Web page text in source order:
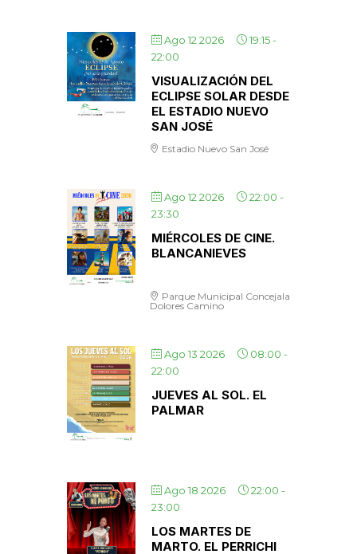
Ago 12 2026 19:15-
22:00
VISUALIZACIÓN DEL
ECLIPSE SOLAR DESDE
EL ESTADIO NUEVO
SAN JOSÉ
Estadio Nuevo San José
Ago 12 2026 22:00 -
23:30
MIÉRCOLES DE CINE.
BLANCANIEVES
Parque Municipal Concejala
Dolores Camino
Ago 13 2026 08:00 -
22:00
JUEVES AL SOL. EL
PALMAR
Ago 18 2026 22:00 -
23:00
LOS MARTES DE
MARTO. EL PERRICHI